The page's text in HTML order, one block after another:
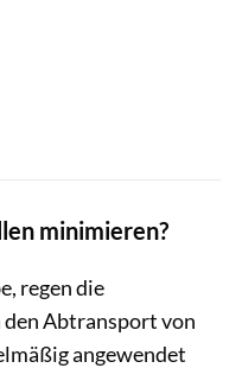
minimieren?
regen die
Abtransport von
angewendet